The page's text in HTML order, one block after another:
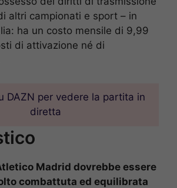
altri campionati e sport – in
ha un costo mensile di 9,99
di attivazione né di
DAZN per vedere la partita in
diretta
Madrid dovrebbe essere
combattuta ed equilibrata